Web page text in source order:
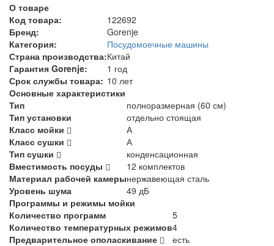
О товаре
Код товара:
122692
Бренд:
Gorenje
Категория:
Посудомоечные машины
Страна производства:Китай
Гарантия Gorenje:
1 год
Срок службы товара: 10 лет
Основные характеристики
Тип
полноразмерная (60 см)
Тип установки
отдельно стоящая
Класс мойки
А
Класс сушки
А
Тип сушки
конденсационная
Вместимость посуды
12 комплектов
Материал рабочей камерынержавеющая сталь
Уровень шума
49 дБ
Программы и режимы мойки
Количество программ
5
Количество температурных режимов4
Предварительное ополаскивание
есть